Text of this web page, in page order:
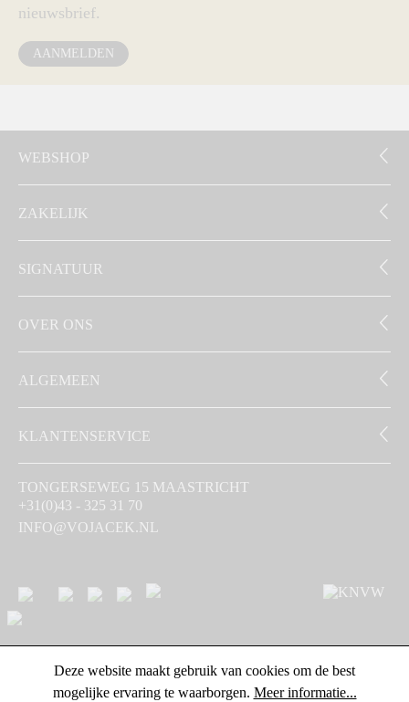
nieuwsbrief.
AANMELDEN
WEBSHOP
ZAKELIJK
SIGNATUUR
OVER ONS
ALGEMEEN
KLANTENSERVICE
TONGERSEWEG 15 MAASTRICHT
+31(0)43 - 325 31 70
INFO@VOJACEK.NL
Deze website maakt gebruik van cookies om de best
mogelijke ervaring te waarborgen. Meer informatie...